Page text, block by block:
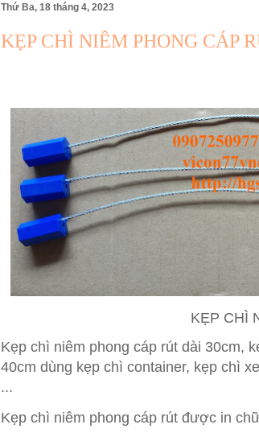
Thứ Ba, 18 tháng 4, 2023
KẸP CHÌ NIÊM PHONG CÁP
KẸP CHÌ
Kẹp chì niêm phong cáp rút dài 30cm,
40cm dùng kẹp chì container, kẹp chì
...
Kẹp chì niêm phong cáp rút được in